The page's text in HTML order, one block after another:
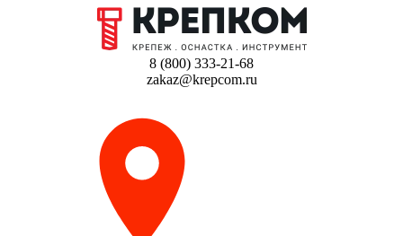
8 (800) 333-21-68
zakaz@krepcom.ru